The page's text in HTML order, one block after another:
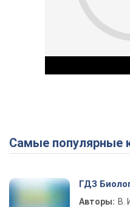
Самые популярные
ГДЗ
Авторы: В.